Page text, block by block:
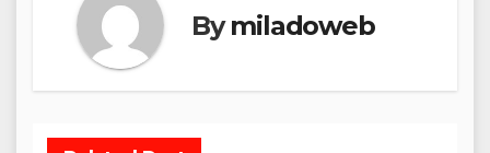
Bymiladoweb